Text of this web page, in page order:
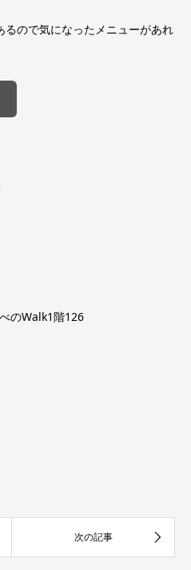
るので気になったメニューがあれ
のWalk1階126